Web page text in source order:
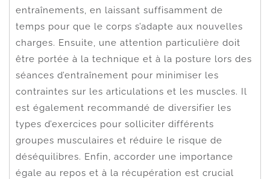
entraînements, en laissant suffisamment de
temps pour que le corps s’adapte aux nouvelles
charges. Ensuite, une attention particulière doit
être portée à la technique et à la posture lors des
séances d’entraînement pour minimiser les
contraintes sur les articulations et les muscles. Il
est également recommandé de diversifier les
types d’exercices pour solliciter différents
groupes musculaires et réduire le risque de
déséquilibres. Enfin, accorder une importance
égale au repos et à la récupération est crucial